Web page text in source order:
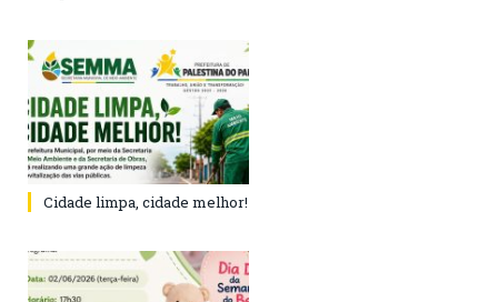
Cidade limpa, cidade melhor!